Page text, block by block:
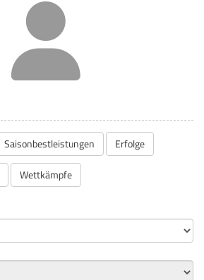
Saisonbestleistungen Erfolge
Wettkämpfe